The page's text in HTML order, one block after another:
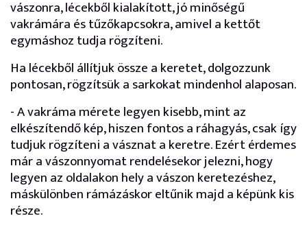
vászonra, lécekből kialakított, jó minőségű
vakrámára és tűzőkapcsokra, amivel a kettőt
egymáshoz tudja rögzíteni.
Ha lécekből állítjuk össze a keretet, dolgozzunk
pontosan, rögzítsük a sarkokat mindenhol alaposan.
- A vakráma mérete legyen kisebb, mint az
elkészítendő kép, hiszen fontos a ráhagyás, csak így
tudjuk rögzíteni a vásznat a keretre. Ezért érdemes
már a vászonnyomat rendelésekor jelezni, hogy
legyen az oldalakon hely a vászon keretezéshez,
máskülönben rámázáskor eltűnik majd a képünk kis
része.